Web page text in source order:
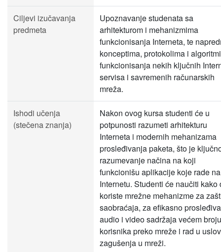
Ciljevi izučavanja
predmeta
Upoznavanje studenata sa
arhitekturom i mehanizmima
funkcionisanja Interneta, te
konceptima, protokolima i
funkcionisanja nekih ključnih
servisa i savremenih računarskih
mreža.
Ishodi učenja
(stečena znanja)
Nakon ovog kursa studenti će u
potpunosti razumeti arhitekturu
Interneta i modernih mehanizama
prosleđivanja paketa, što je
razumevanje načina na koji
funkcionišu aplikacije koje rade na
Internetu. Studenti će naučiti kako
koriste mrežne mehanizme za
saobraćaja, za efikasno
audio i video sadržaja većem broju
korisnika preko mreže i rad u
zagušenja u mreži.